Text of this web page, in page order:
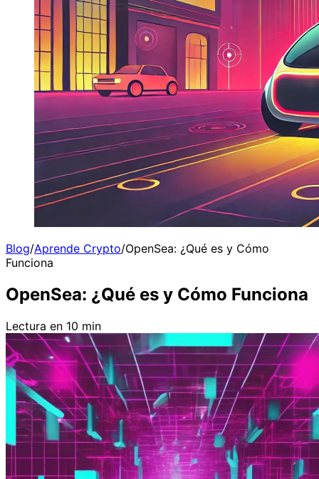
Blog/Aprende Crypto/OpenSea: ¿Qué es y Cómo
Funciona
OpenSea: ¿Qué es y Cómo Funciona
Lectura en 10 min